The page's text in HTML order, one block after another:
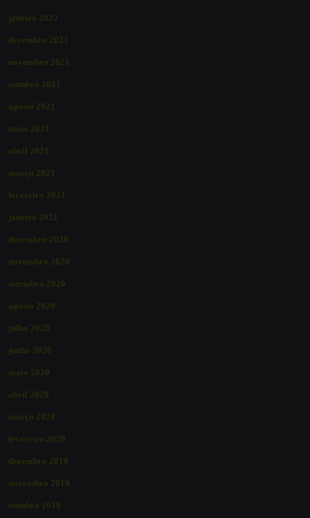
janeiro 2022
dezembro 2021
novembro 2021
outubro 2021
agosto 2021
maio 2021
abril 2021
março 2021
fevereiro 2021
janeiro 2021
dezembro 2020
novembro 2020
setembro 2020
agosto 2020
julho 2020
junho 2020
maio 2020
abril 2020
março 2020
fevereiro 2020
dezembro 2019
novembro 2019
outubro 2019